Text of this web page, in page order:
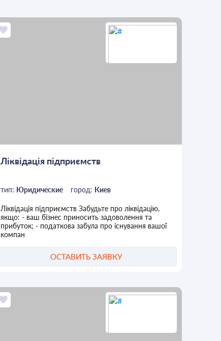
Ліквідація підприємств
тип: Юридические город: Киев
Ліквідація підприємств Забудьте про ліквідацію,
якщо: - ваш бізнес приносить задоволення та
прибуток; - податкова забула про існування вашої
компан
ОСТАВИТЬ ЗАЯВКУ